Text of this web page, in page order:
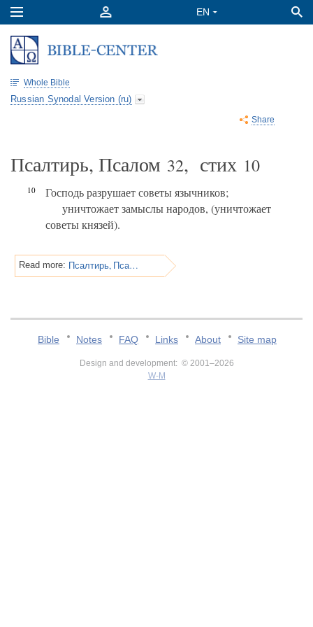
Whole Bible
Russian Synodal Version (ru)
Share
Псалтирь, Псалом 32, стих 10
10
Господь разрушает советы язычников;
уничтожает замыслы народов, (уничтожает
советы князей).
Read more: Псалтирь, Псалом 32
Bible Notes FAQ Links About Site map
Design and development: © 2001–2026
W-M